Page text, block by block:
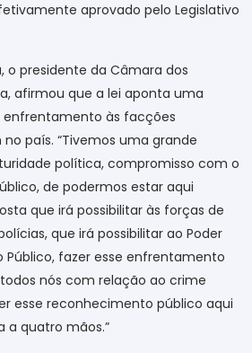
aprovado pelo Legislativo
o presidente da Câmara dos
afirmou que a lei aponta uma
enfrentamento às facções
país. “Tivemos uma grande
política, compromisso com o
de podermos estar aqui
que irá possibilitar às forças de
que irá possibilitar ao Poder
Público, fazer esse enfrentamento
nós com relação ao crime
esse reconhecimento público aqui
a quatro mãos.”